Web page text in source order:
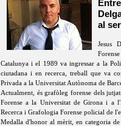
al
Jesus
Catalunya i el 1989 va ingressar a la
ciutadana i en recerca, treball que va
Privada a la Universitat Autònoma de
Actualment, és grafòleg forense dels
Forense a la Universitat de Girona i a
Recerca i Grafologia Forense policial de
Medalla d'honor al mèrit, en categoria